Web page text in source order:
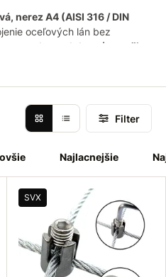
nerez A4 (AISI 316 / DIN
oceľových lán bez
s vysokou odolnosťou voči
Najlacnejšie
Filter
SVX